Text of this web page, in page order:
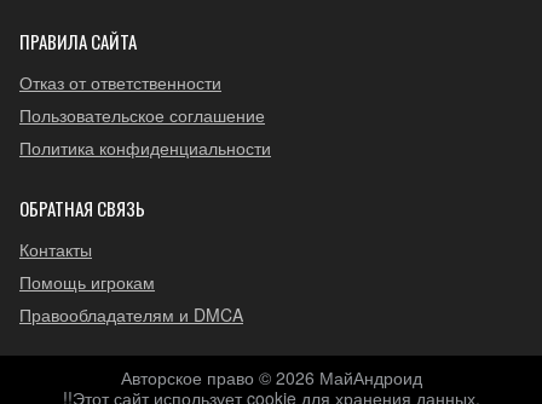
ПРАВИЛА САЙТА
Отказ от ответственности
Пользовательское соглашение
Политика конфиденциальности
ОБРАТНАЯ СВЯЗЬ
Контакты
Помощь игрокам
Правообладателям и DMCA
Авторское право © 2026 МайАндроид
!!Этот сайт использует cookie для хранения данных.